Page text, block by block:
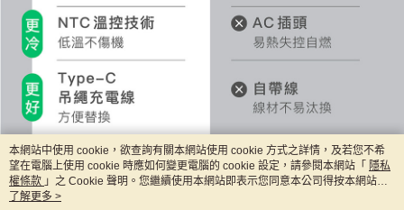
本網站中使用 cookie，欲查詢有關本網站使用 cookie 方式之詳情，及若您不希
望在電腦上使用 cookie 時應如何變更電腦的 cookie 設定，請參閱本網站「 隱私
權條款 」之 Cookie 聲明。您繼續使用本網站即表示您同意本公司得按本網站使
用條款之 Cookie 聲明使用 cookie。
了解更多 >